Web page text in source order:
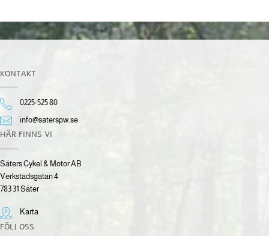
KONTAKT
0225-525 80
info@saterspw.se
HÄR FINNS VI
Säters Cykel & Motor AB
Verkstadsgatan 4
783 31 Säter
Karta
FÖLJ OSS